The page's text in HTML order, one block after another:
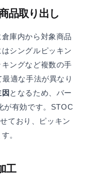
品取り出し
庫内から対象商品
はシングルピッキン
ングなど複数の手
適な手法が異なり
となるため、バー
が有効です。STOC
ており、ピッキン
。
工